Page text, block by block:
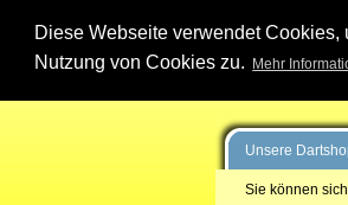
Diese Webseite verwendet
Nutzung von Cookies zu.
Mehr
Unsere
Sie können